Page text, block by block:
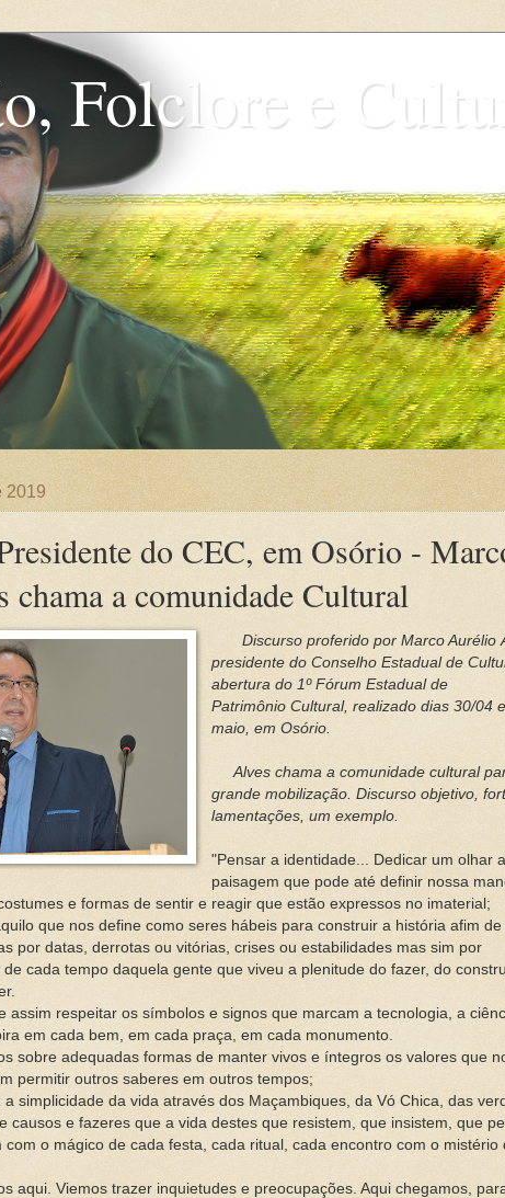
Folclore e
2019
do CEC, em Osório -
a comunidade Cultural
Discurso proferido por Marco Aurélio
presidente do Conselho Estadual de
abertura do 1º Fórum Estadual de
Patrimônio Cultural, realizado dias 30/04
maio, em Osório.
Alves chama a comunidade cultural
grande mobilização. Discurso objetivo,
lamentações, um exemplo.
"Pensar a identidade...
Dedicar um olhar
paisagem que pode até definir nossa
e formas de sentir e reagir que estão expressos no imaterial;
que nos define como seres hábeis para construir a história afim de
por datas, derrotas ou vitórias, crises ou estabilidades mas sim por
cada tempo daquela gente que viveu a plenitude do fazer, do
respeitar os símbolos e signos que marcam a tecnologia, a
em cada bem, em cada praça, em cada monumento.
sobre adequadas formas de manter vivos e íntegros os valores que
permitir outros saberes em outros tempos;
simplicidade da vida através dos Maçambiques, da Vó Chica, das
causos e fazeres que a vida destes que resistem, que insistem, que
com o mágico de cada festa, cada ritual, cada encontro com o mistério
aqui. Viemos trazer inquietudes e preocupações. Aqui chegamos,